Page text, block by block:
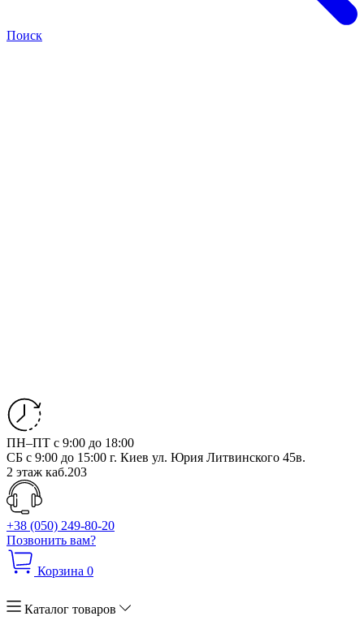
Поиск
ПН–ПТ с 9:00 до 18:00
СБ с 9:00 до 15:00 г. Киев ул. Юрия Литвинского 45в.
2 этаж каб.203
+38 (050) 249-80-20
Позвонить вам?
Корзина 0
Каталог товаров